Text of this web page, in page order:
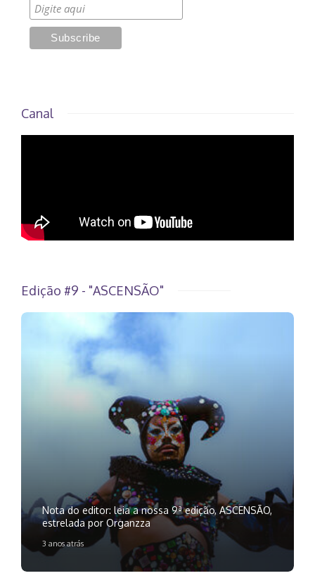
Canal
Edição #9 - "ASCENSÃO"
Nota do editor: leia a nossa 9ª edição, ASCENSÃO,
estrelada por Organzza
3 anos atrás